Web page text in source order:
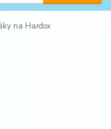
na Hardox